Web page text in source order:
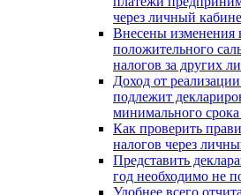
через личный
Внесены изменения
положительного
налогов за других
Доход от
подлежит
минимального
Как проверить
налогов через
Представить
год необходимо не
Удобнее всего